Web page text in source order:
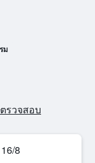
ม
รวจสอบ
8